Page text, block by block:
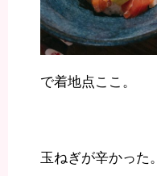
で着地点ここ。
玉ねぎが辛かった。